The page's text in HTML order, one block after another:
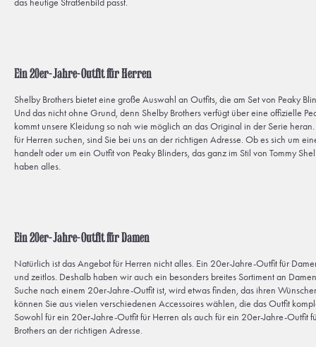
das heutige Straßenbild passt.
Ein 20er-Jahre-Outfit für Herren
Shelby Brothers bietet eine große Auswahl an Outfits, die am Set von Peaky
Und das nicht ohne Grund, denn Shelby Brothers verfügt über eine offizielle
kommt unsere Kleidung so nah wie möglich an das Original in der Serie
für Herren suchen, sind Sie bei uns an der richtigen Adresse. Ob es sich um
handelt oder um ein Outfit von Peaky Blinders, das ganz im Stil von Tommy
haben alles.
Ein 20er-Jahre-Outfit für Damen
Natürlich ist das Angebot für Herren nicht alles. Ein 20er-Jahre-Outfit für
und zeitlos. Deshalb haben wir auch ein besonders breites Sortiment an
Suche nach einem 20er-Jahre-Outfit ist, wird etwas finden, das ihren
können Sie aus vielen verschiedenen Accessoires wählen, die das Outfit
Sowohl für ein 20er-Jahre-Outfit für Herren als auch für ein 20er-Jahre-Outfit
Brothers an der richtigen Adresse.